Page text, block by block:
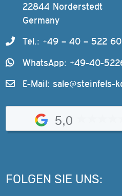
22844 Norderstedt
Germany
Tel.: +49 – 40 – 522 60
WhatsApp: +49-40-
E-Mail: sale@steinfels-
5,0
FOLGEN SIE UNS: